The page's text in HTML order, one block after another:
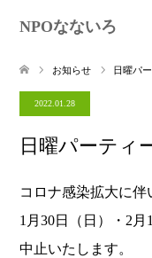
NPOなないろ
お知らせ 日曜パ
2022.01.28
日曜パーティ
コロナ感染拡大に伴
1月30日（日）・2
中止いたします。